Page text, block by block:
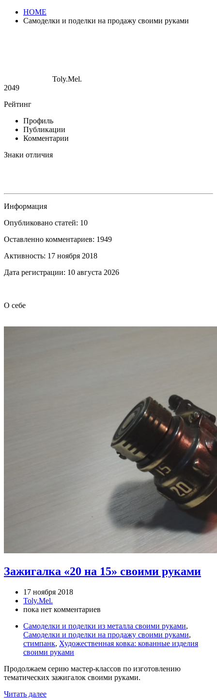
HOME
Самоделки и поделки на продажу своими руками
Toly.Mel.
2049
Рейтинг
Профиль
Публикации
Комментарии
Знаки отличия
Информация
Опубликовано статей: 10
Оставленно комментариев: 1949
Активность: 17 ноября 2018
Дата регистрации: 10 августа 2026
О себе
Зажигалка «20 на 15» своими руками
17 ноября 2018
Toly.Mel.
пока нет комментариев
Самоделки и поделки из металла своими руками,
Самоделки и поделки на продажу своими руками,
стимпанк, Художественная ковка: кованные изделия
своими руками
Продолжаем серию мастер-классов по изготовлению
тематических зажигалок своими руками.
Читать далее